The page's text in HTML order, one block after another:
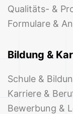
Qualitäts- &
Formulare &
Bildung &
Schule &
Karriere &
Bewerbung &